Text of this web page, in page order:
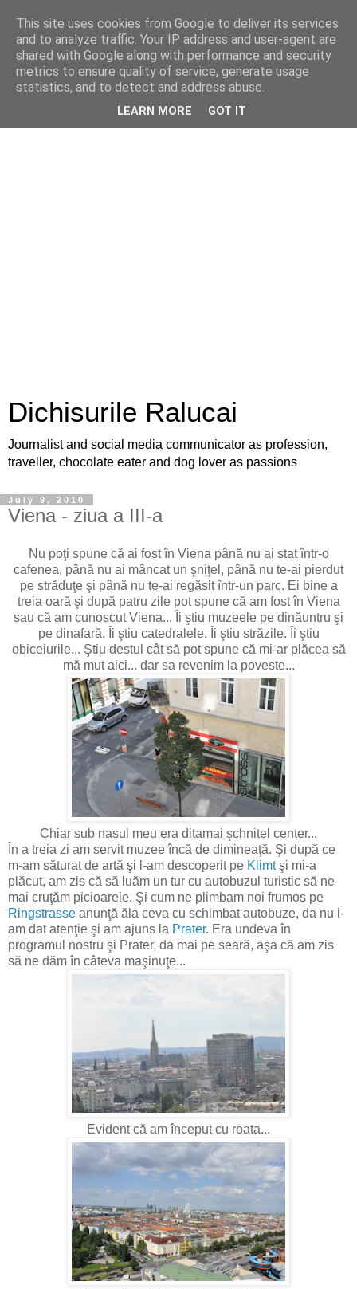
Dichisurile Ralucai
Journalist and social media communicator as profession,
traveller, chocolate eater and dog lover as passions
July 9, 2010
Viena - ziua a III-a
Nu poţi spune că ai fost în Viena până nu ai stat într-o
cafenea, până nu ai mâncat un şniţel, până nu te-ai pierdut
pe străduţe şi până nu te-ai regăsit într-un parc. Ei bine a
treia oară şi după patru zile pot spune că am fost în Viena
sau că am cunoscut Viena... Îi ştiu muzeele pe dinăuntru şi
pe dinafară. Îi ştiu catedralele. Îi ştiu străzile. Îi ştiu
obiceiurile... Ştiu destul cât să pot spune că mi-ar plăcea să
mă mut aici... dar sa revenim la poveste...
Chiar sub nasul meu era ditamai şchnitel center...
În a treia zi am servit muzee încă de dimineaţă. Şi după ce
m-am săturat de artă şi l-am descoperit pe Klimtşi mi-a
plăcut, am zis că să luăm un tur cu autobuzul turistic să ne
mai cruţăm picioarele. Şi cum ne plimbam noi frumos pe
Ringstrasse anunţă ăla ceva cu schimbat autobuze, da nu i-
am dat atenţie şi am ajuns la Prater. Era undeva în
programul nostru şi Prater, da mai pe seară, aşa că am zis
să ne dăm în câteva maşinuţe...
Evident că am început cu roata...
This site uses cookies from Google to deliver its services
and to analyze traffic. Your IP address and user-agent are
shared with Google along with performance and security
metrics to ensure quality of service, generate usage
statistics, and to detect and address abuse.
LEARN MORE GOT IT